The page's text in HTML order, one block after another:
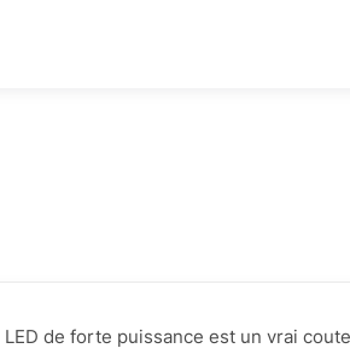
de forte puissance est un vrai